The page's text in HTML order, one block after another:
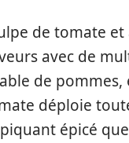
de tomate et
avec de
de
déploie
épicé